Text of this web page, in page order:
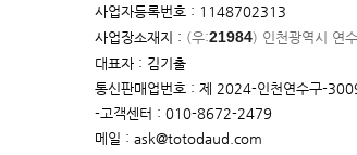
사업자등록번호 : 1148702313
사업장소재지 : (우:21984) 인천광역시 연
대표자 : 김기출
통신판매업번호 : 제 2024-인천연수구-
-고객센터 : 010-8672-2479
메일 : ask@totodaud.com